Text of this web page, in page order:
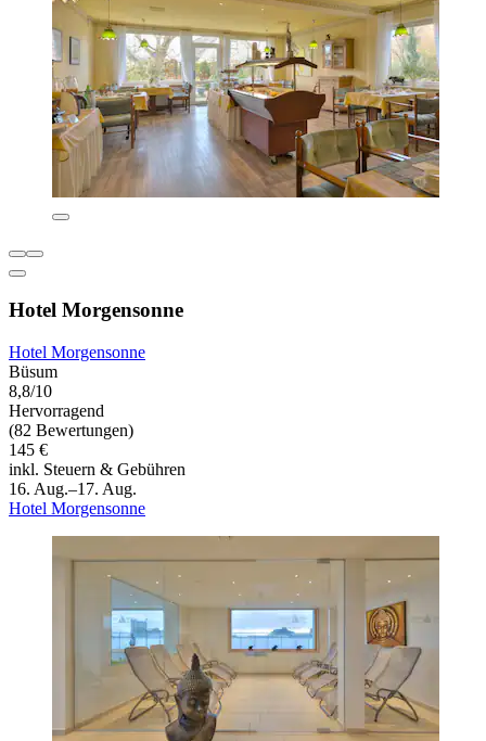
Hotel Morgensonne
Hotel Morgensonne
Büsum
8,8/10
Hervorragend
(82 Bewertungen)
145 €
inkl. Steuern & Gebühren
16. Aug.–17. Aug.
Hotel Morgensonne